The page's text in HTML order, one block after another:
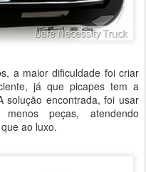
a maior dificuldade foi criar
já que picapes tem a
solução encontrada, foi usar
peças, atendendo
ao luxo.